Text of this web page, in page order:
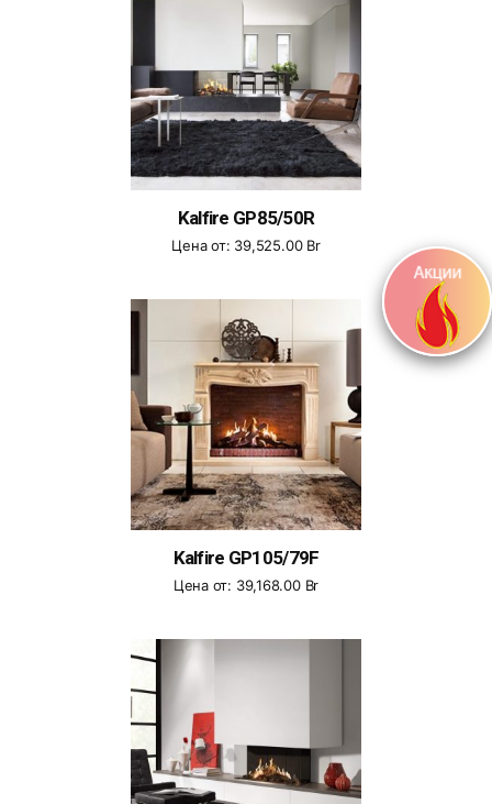
Kalfire GP85/50R
Цена от: 39,525.00 Br
Kalfire GP105/79F
Цена от: 39,168.00 Br